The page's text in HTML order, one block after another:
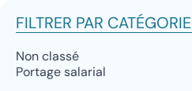
FILTRER PAR CATÉGORIE
Non classé
Portage salarial